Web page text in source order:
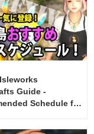
Guide -
Schedule for